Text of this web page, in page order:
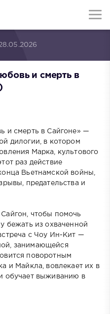
и смерть в
и смерть в Сайгоне» —
дилогии, в котором
Марка, культового
раз действие
Вьетнамской войны,
предательства и
чтобы помочь
бежать из охваченной
с Чоу Ин-Кит —
занимающейся
поворотным
и Майкла, вовлекает их в
обучает выживанию в